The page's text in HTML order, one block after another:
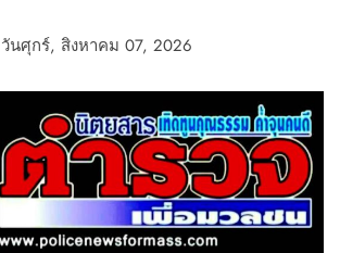
วันศุกร์, สิงหาคม 07, 2026